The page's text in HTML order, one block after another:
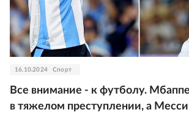
16.10.2024 Спорт
Все внимание - к футболу.
в тяжелом преступлении, а